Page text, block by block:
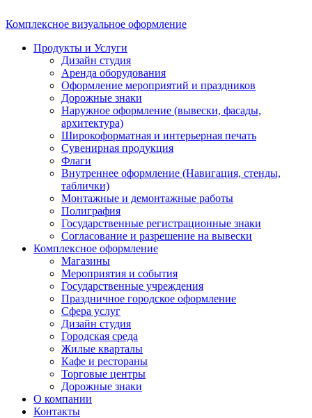
Комплексное визуальное оформление
Продукты и Услуги
Дизайн студия
Аренда оборудования
Оформление мероприятий и праздников
Дорожные знаки
Наружное оформление (вывески, фасады,
архитектура)
Широкоформатная и интерьерная печать
Сувенирная продукция
Флаги
Внутреннее оформление (Навигация, стенды,
таблички)
Монтажные и демонтажные работы
Полиграфия
Государственные регистрационные знаки
Согласование и разрешение на вывески
Комплексное оформление
Магазины
Мероприятия и события
Государственные учреждения
Праздничное городское оформление
Сфера услуг
Дизайн студия
Городская среда
Жилые кварталы
Кафе и рестораны
Торговые центры
Дорожные знаки
О компании
Контакты